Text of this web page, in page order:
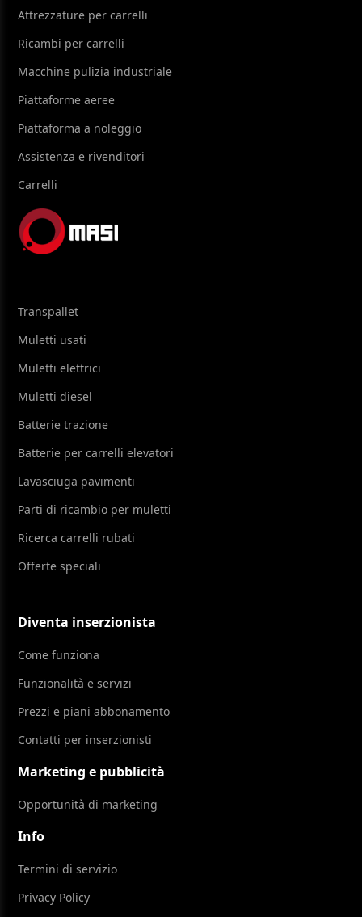
Attrezzature per carrelli
Ricambi per carrelli
Macchine pulizia industriale
Piattaforme aeree
Piattaforma a noleggio
Assistenza e rivenditori
Carrelli
Transpallet
Muletti usati
Muletti elettrici
Muletti diesel
Batterie trazione
Batterie per carrelli elevatori
Lavasciuga pavimenti
Parti di ricambio per muletti
Ricerca carrelli rubati
Offerte speciali
Diventa inserzionista
Come funziona
Funzionalità e servizi
Prezzi e piani abbonamento
Contatti per inserzionisti
Marketing e pubblicità
Opportunità di marketing
Info
Termini di servizio
Privacy Policy